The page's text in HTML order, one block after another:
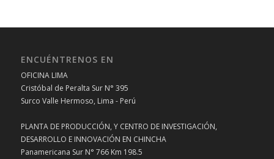
ENCUÉNTRENOS EN
OFICINA LIMA
Cristóbal de Peralta Sur N° 395
Surco Valle Hermoso, Lima - Perú
PLANTA DE PRODUCCIÓN, Y CENTRO DE INVESTIGACIÓN,
DESARROLLO E INNOVACIÓN EN CHINCHA
Panamericana Sur N° 766 Km 198.5